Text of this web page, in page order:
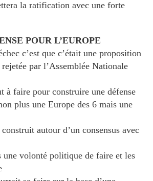
la ratification avec une forte
POUR L’EUROPE
c’est que c’était une proposition
par l’Assemblée Nationale
à faire pour construire une défense
plus une Europe des 6 mais une
autour d’un consensus avec
une volonté politique de faire et les